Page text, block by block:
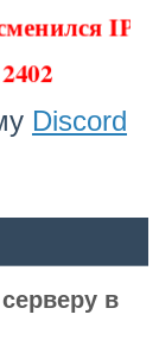
IP
Discord
в